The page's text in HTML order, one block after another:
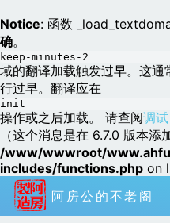
Notice: 函数
确。
keep-minutes-2
域的翻译加载触发过早。这
行过早。翻译应在
init
操作或之后加载。 请查阅调
（这个消息是在 6.7.0 版本添
/www/wwwroot/
includes/functions.php on
阿房公的不老阁